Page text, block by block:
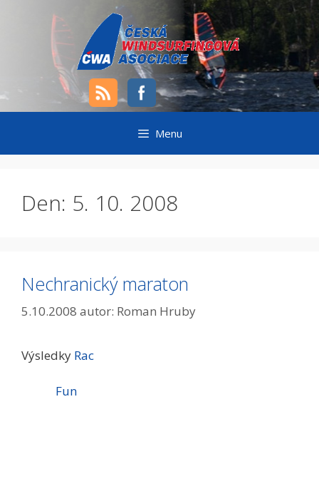
Menu
Den: 5. 10. 2008
Nechranický maraton
5.10.2008 autor: Roman Hruby
Výsledky Rac
Fun